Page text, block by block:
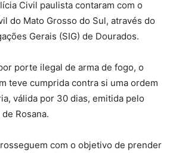
Civil paulista contaram com o
do Mato Grosso do Sul, através do
Gerais (SIG) de Dourados.
porte ilegal de arma de fogo, o
teve cumprida contra si uma ordem
válida por 30 dias, emitida pelo
Rosana.
com o objetivo de prender